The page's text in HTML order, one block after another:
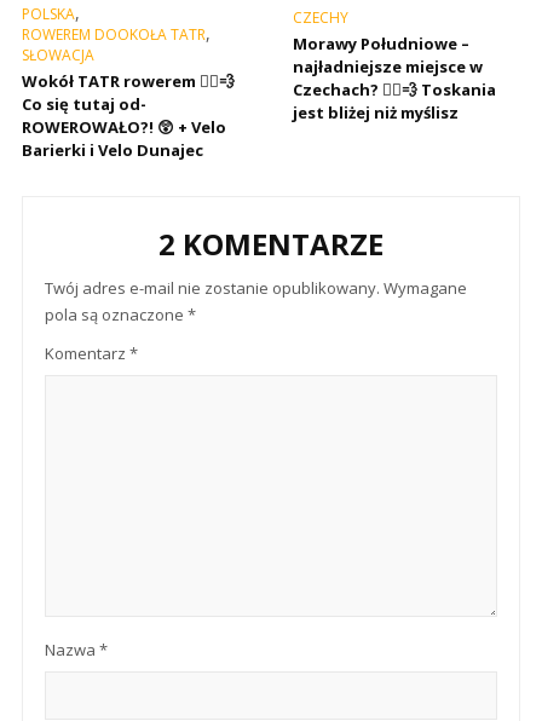
POLSKA,
ROWEREM DOOKOŁA TATR,
SŁOWACJA
Wokół TATR rowerem 🚴‍♂️💨
Co się tutaj od-
ROWEROWAŁO?! 😲 + Velo
Barierki i Velo Dunajec
CZECHY
Morawy Południowe –
najładniejsze miejsce w
Czechach? 🚴‍♂️💨 Toskania
jest bliżej niż myślisz
2 KOMENTARZE
Twój adres e-mail nie zostanie opublikowany. Wymagane
pola są oznaczone *
Komentarz *
Nazwa *